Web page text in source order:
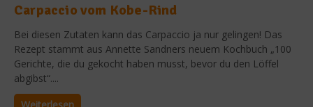
Carpaccio vom Kobe-Rind
Bei diesen Zutaten kann das Carpaccio ja nur gelingen! Das
Rezept stammt aus Annette Sandners neuem Kochbuch „100
Gerichte, die du gekocht haben musst, bevor du den Löffel
abgibst“....
Weiterlesen